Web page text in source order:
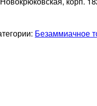
Безаммиачное